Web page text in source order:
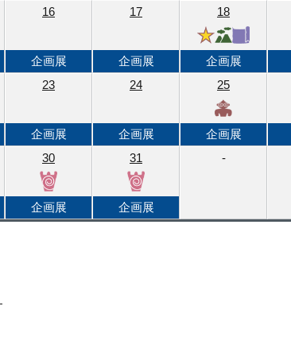
16
企画展
17
企画展
18
企画展
23
企画展
24
企画展
25
企画展
30
企画展
31
企画展
-